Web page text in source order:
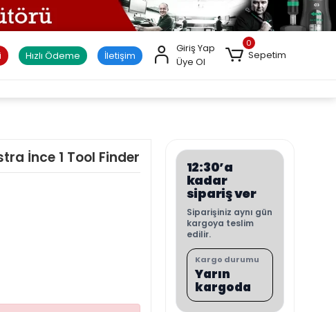
Hızlı Ödeme İletişim
Giriş Yap
Üye Ol
0
Sepetim
İnce 1 Tool Finder
12:30’a
kadar
sipariş ver
Siparişiniz aynı gün
kargoya teslim
edilir.
Kargo durumu
Yarın
kargoda